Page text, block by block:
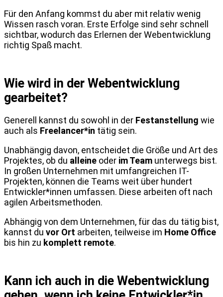
Für den Anfang kommst du aber mit relativ wenig
Wissen rasch voran. Erste Erfolge sind sehr schnell
sichtbar, wodurch das Erlernen der Webentwicklung
richtig Spaß macht.
Wie wird in der Webentwicklung
gearbeitet?
Generell kannst du sowohl in der Festanstellung wie
auch als Freelancer*in tätig sein.
Unabhängig davon, entscheidet die Größe und Art des
Projektes, ob du alleine oder im Team unterwegs bist.
In großen Unternehmen mit umfangreichen IT-
Projekten, können die Teams weit über hundert
Entwickler*innen umfassen. Diese arbeiten oft nach
agilen Arbeitsmethoden.
Abhängig von dem Unternehmen, für das du tätig bist,
kannst du vor Ort arbeiten, teilweise im Home Office
bis hin zu komplett remote.
Kann ich auch in die Webentwicklung